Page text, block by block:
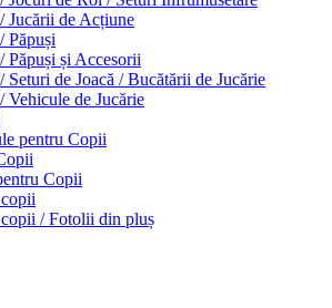
Jucării de Acțiune
Păpuși
Păpuși și Accesorii
Seturi de Joacă / Bucătării de Jucărie
Vehicule de Jucărie
pentru Copii
Copii
/ Fotolii din pluș